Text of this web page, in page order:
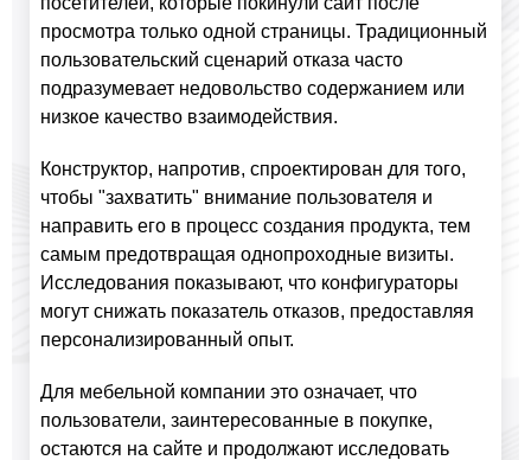
просмотра только одной страницы. Традиционный
пользовательский сценарий отказа часто
подразумевает недовольство содержанием или
низкое качество взаимодействия.
Конструктор, напротив, спроектирован для того,
чтобы "захватить" внимание пользователя и
направить его в процесс создания продукта, тем
самым предотвращая однопроходные визиты.
Исследования показывают, что конфигураторы
могут снижать показатель отказов, предоставляя
персонализированный опыт.
Для мебельной компании это означает, что
пользователи, заинтересованные в покупке,
остаются на сайте и продолжают исследовать